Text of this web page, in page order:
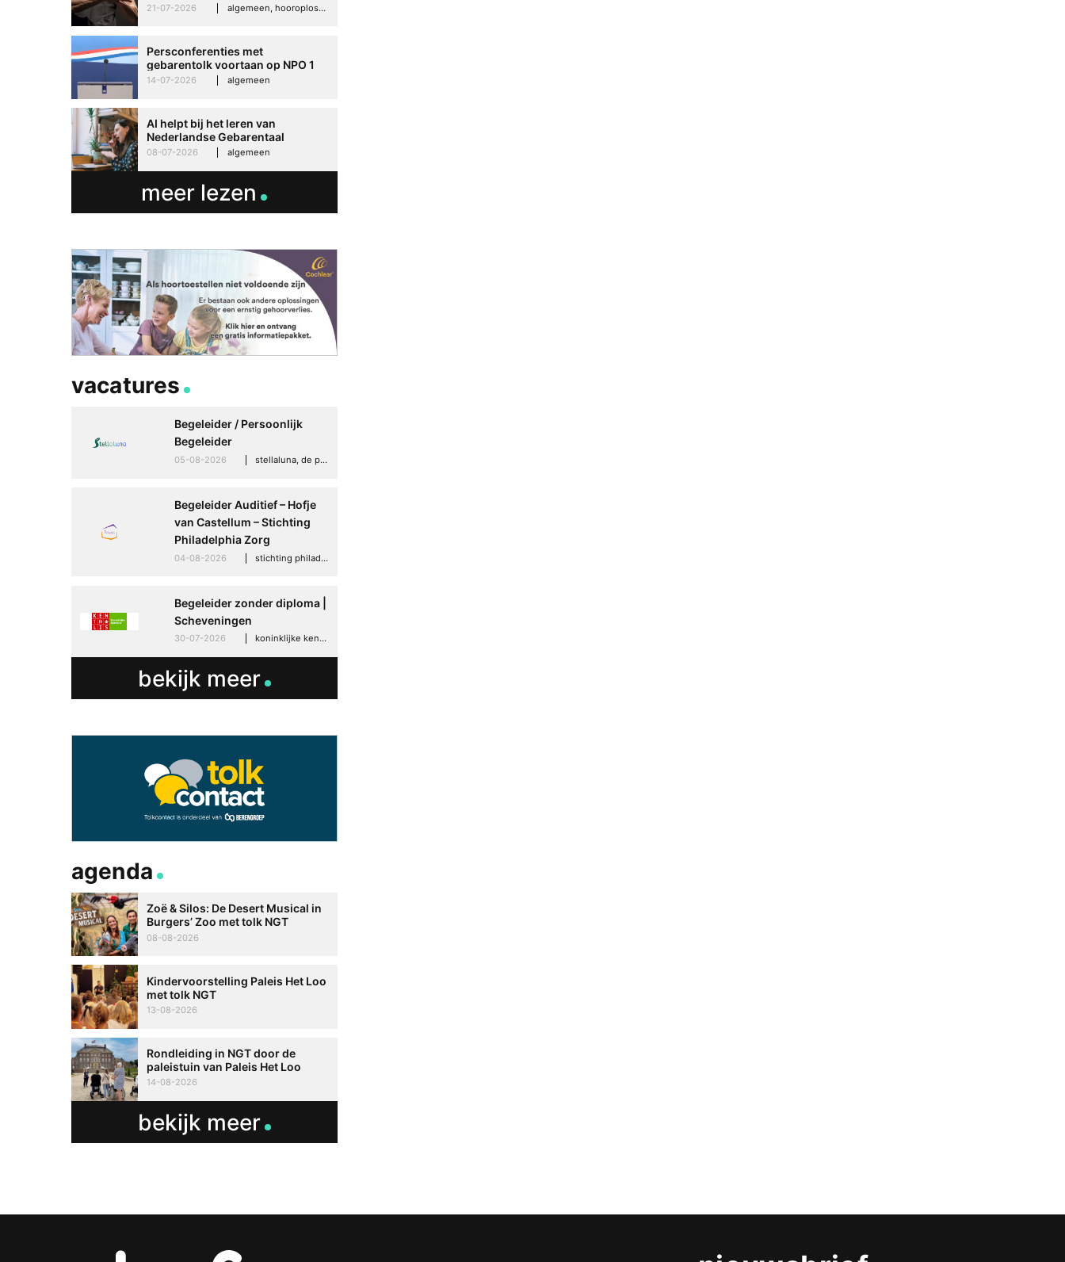
21-07-2026 algemeen, hooroplossingen, hoorproblemen, samenleving & maatschappij
Persconferenties met
gebarentolk voortaan op NPO 1
Extra
14-07-2026 algemeen
AI helpt bij het leren van
Nederlandse Gebarentaal
08-07-2026 algemeen
meer lezen
vacatures
Begeleider / Persoonlijk
Begeleider
05-08-2026 stellaluna, de punt (drenthe)
Begeleider Auditief – Hofje
van Castellum – Stichting
Philadelphia Zorg
04-08-2026 stichting philadelphia zorg, den haag
Begeleider zonder diploma |
Scheveningen
30-07-2026 koninklijke kentalis, scheveningen
bekijk meer
agenda
Zoë & Silos: De Desert Musical in
Burgers’ Zoo met tolk NGT
08-08-2026
Kindervoorstelling Paleis Het Loo
met tolk NGT
13-08-2026
Rondleiding in NGT door de
paleistuin van Paleis Het Loo
14-08-2026
bekijk meer